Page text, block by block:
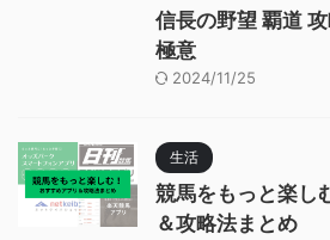
信長の野望 覇道
極意
2024/11/25
生活
競馬をもっと楽し
＆攻略法まとめ